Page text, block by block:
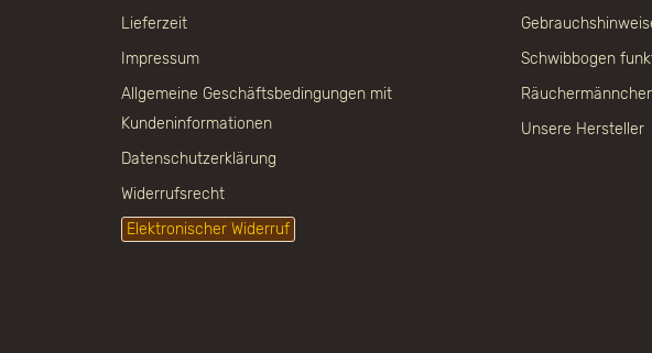
Lieferzeit
Impressum
Allgemeine Geschäftsbedingungen mit
Kundeninformationen
Datenschutzerklärung
Widerrufsrecht
Elektronischer Widerruf
Schwibbogen
Unsere Hersteller